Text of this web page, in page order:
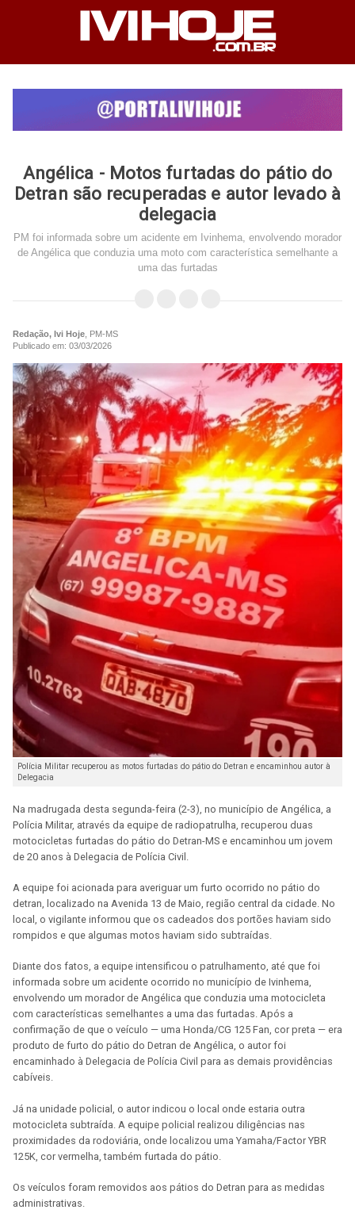
Angélica - Motos furtadas do pátio do
Detran são recuperadas e autor levado à
delegacia
PM foi informada sobre um acidente em Ivinhema, envolvendo morador
de Angélica que conduzia uma moto com característica semelhante a
uma das furtadas
Redação, Ivi Hoje , PM-MS
Publicado em: 03/03/2026
Polícia Militar recuperou as motos furtadas do pátio do Detran e encaminhou autor à
Delegacia
Na madrugada desta segunda-feira (2-3), no município de Angélica, a
Polícia Militar, através da equipe de radiopatrulha, recuperou duas
motocicletas furtadas do pátio do Detran-MS e encaminhou um jovem
de 20 anos à Delegacia de Polícia Civil.
A equipe foi acionada para averiguar um furto ocorrido no pátio do
detran, localizado na Avenida 13 de Maio, região central da cidade. No
local, o vigilante informou que os cadeados dos portões haviam sido
rompidos e que algumas motos haviam sido subtraídas.
Diante dos fatos, a equipe intensificou o patrulhamento, até que foi
informada sobre um acidente ocorrido no município de Ivinhema,
envolvendo um morador de Angélica que conduzia uma motocicleta
com características semelhantes a uma das furtadas. Após a
confirmação de que o veículo — uma Honda/CG 125 Fan, cor preta — era
produto de furto do pátio do Detran de Angélica, o autor foi
encaminhado à Delegacia de Polícia Civil para as demais providências
cabíveis.
Já na unidade policial, o autor indicou o local onde estaria outra
motocicleta subtraída. A equipe policial realizou diligências nas
proximidades da rodoviária, onde localizou uma Yamaha/Factor YBR
125K, cor vermelha, também furtada do pátio.
Os veículos foram removidos aos pátios do Detran para as medidas
administrativas.